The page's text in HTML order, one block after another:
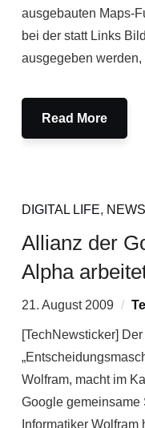
ausgebauten Maps-
bei der statt Links
ausgegeben
Read More
DIGITAL LIFE,
Allianz der
Alpha
21. August 2009
[TechNewsticker]
Wolfram, macht im
Google gemeinsame
Informatiker